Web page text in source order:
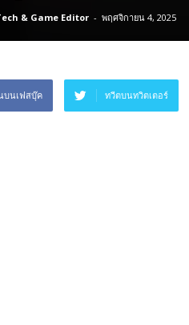
& Game Editor - พฤศจิกายน 4, 2025
บนเฟสบุ๊ค ทวีตบนทวิตเตอร์